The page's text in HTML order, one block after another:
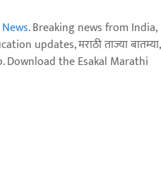
. Breaking news from India,
updates, मराठी ताज्या बातम्या,
Download the Esakal Marathi